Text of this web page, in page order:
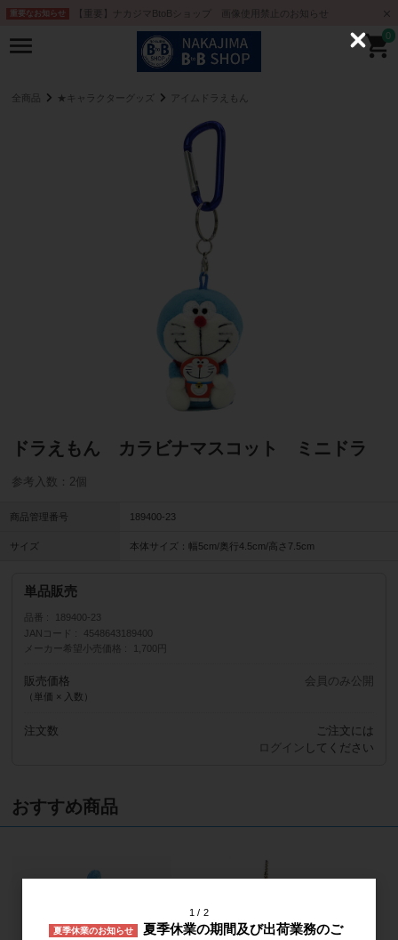
重要なお知らせ 【重要】ナカジマBtoBショップ 画像使用禁止のお知らせ
0
全商品 ★キャラクターグッズ アイムドラえもん
ドラえもん カラビナマスコット ミニドラ
参考入数：2個
商品管理番号 189400-23
サイズ 本体サイズ：幅5cm/奥行4.5cm/高さ7.5cm
単品販売
品番
189400-23
JANコード
4548643189400
メーカー希望小売価格
1,700円
販売価格
（単価 × 入数）
会員のみ公開
注文数
ご注文には
ログイン してください
おすすめ商品
1 2
夏季休業のお知らせ
夏季休業の期間及び出荷業務のご
C